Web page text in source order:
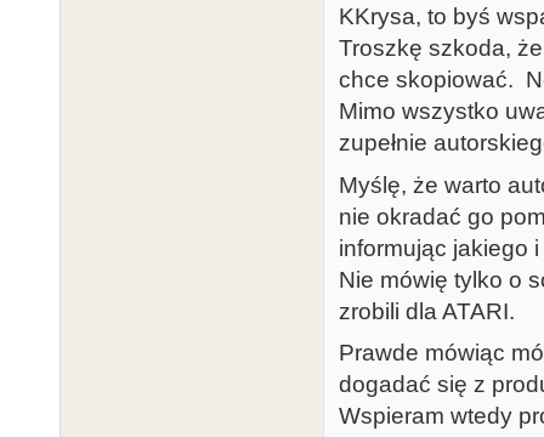
KKrysa, to byś
Troszkę szkoda,
chce skopiować.
Mimo wszystko
zupełnie
Myślę, że warto
nie okradać go
informując jakiego
Nie mówię tylko o
zrobili dla ATARI.
Prawde mówiąc
dogadać się z
Wspieram wtedy